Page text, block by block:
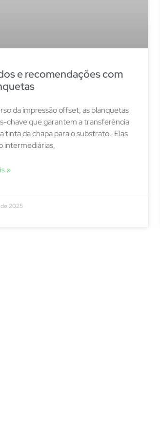
e recomendações com
da impressão offset, as blanquetas
chave que garantem a transferência
tinta da chapa para o substrato. Elas
intermediárias,
»
2025